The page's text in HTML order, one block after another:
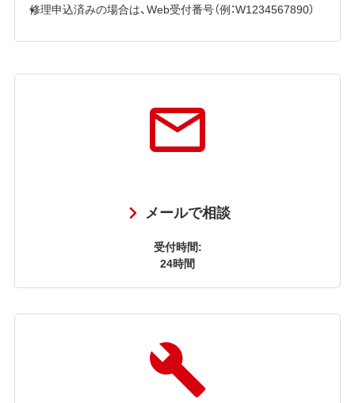
修理申込済みの場合は、Web受付番号（例：W1234567890）
メールで相談
受付時間:
24時間